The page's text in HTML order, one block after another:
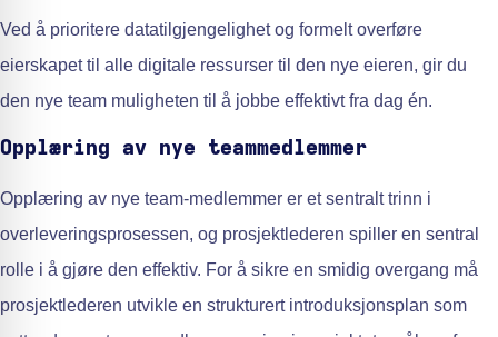
Ved å prioritere datatilgjengelighet og formelt overføre
eierskapet til alle digitale ressurser til den nye eieren, gir du
den nye team muligheten til å jobbe effektivt fra dag én.
Opplæring av nye teammedlemmer
Opplæring av nye team-medlemmer er et sentralt trinn i
overleveringsprosessen, og prosjektlederen spiller en sentral
rolle i å gjøre den effektiv. For å sikre en smidig overgang må
prosjektlederen utvikle en strukturert introduksjonsplan som